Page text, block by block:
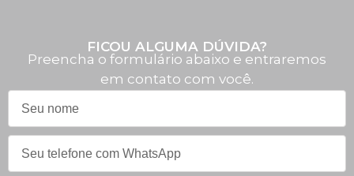
FICOU ALGUMA DÚVIDA?
Preencha o formulário abaixo e entraremos
em contato com você.